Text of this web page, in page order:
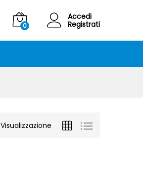
0
Accedi
Registrati
Visualizzazione